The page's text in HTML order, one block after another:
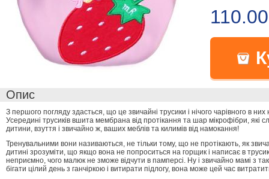
110.00
Опис
З першого погляду здасться, що це звичайні трусики і нічого чарівного в
Усередині трусиків вшита мембрана від протікання та шар мікрофібри, які
дитини, взуття і звичайно ж, ваших меблів та килимів від намокання!
Тренувальними вони називаються, не тільки тому, що не протікають, як
дитині зрозуміти, що якщо вона не попроситься на горщик і написає в
неприємно, чого малюк не зможе відчути в памперсі. Ну і звичайно мамі з
бігати цілий день з ганчіркою і витирати підлогу, вона може цей час